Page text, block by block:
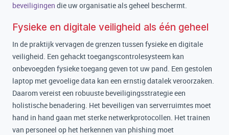
beveiligingen die uw organisatie als geheel beschermt.
Fysieke en digitale veiligheid als één geheel
In de praktijk vervagen de grenzen tussen fysieke en digitale
veiligheid. Een gehackt toegangscontrolesysteem kan
onbevoegden fysieke toegang geven tot uw pand. Een gestolen
laptop met gevoelige data kan een ernstig datalek veroorzaken.
Daarom vereist een robuuste beveiligingsstrategie een
holistische benadering. Het beveiligen van serverruimtes moet
hand in hand gaan met sterke netwerkprotocollen. Het trainen
van personeel op het herkennen van phishing moet